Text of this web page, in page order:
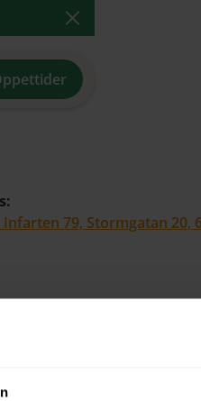
Close
79, Stormgatan 20,